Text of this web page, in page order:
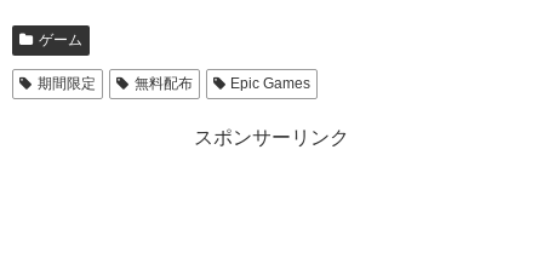
ゲーム
期間限定 無料配布 Epic Games
スポンサーリンク